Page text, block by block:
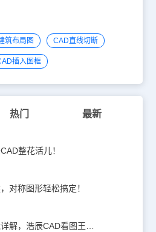
筑布局图 CAD直线切断
插入图框
热门 最新
整花活儿！
对称图形轻松搞定！
CAD坐标系切换功能详解，浩辰CAD看图王让设计更自由！